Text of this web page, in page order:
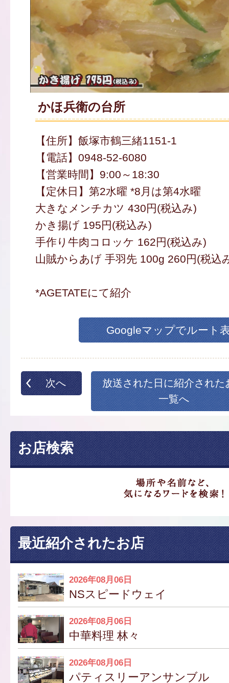
かほ兵衛の台所
【住所】飯塚市鶴三緒1151-1
【電話】0948-52-6080
【営業時間】9:00～18:30
【定休日】第2水曜 *8月は第4水曜
大きなメンチカツ 430円(税込み)
かき揚げ 195円(税込み)
手作り牛肉コロッケ 162円(税込み)
山賊からあげ 手羽先 100g 260円(税込
*AGETATEにて紹介
Googleマップでルート
次へ
放送された日に紹介された
一覧へ
お店検索
最近紹介されたお店
2026年08月06日
NSスピードウェイ
2026年08月06日
中華料理 林々
2026年08月06日
パティスリーアンサンブル